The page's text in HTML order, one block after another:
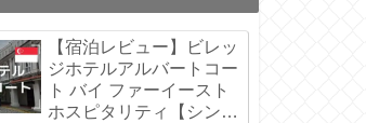
【宿泊レビュー】ビレッ
ジホテルアルバートコー
ト バイ ファーイースト
ホスピタリティ【シンガ